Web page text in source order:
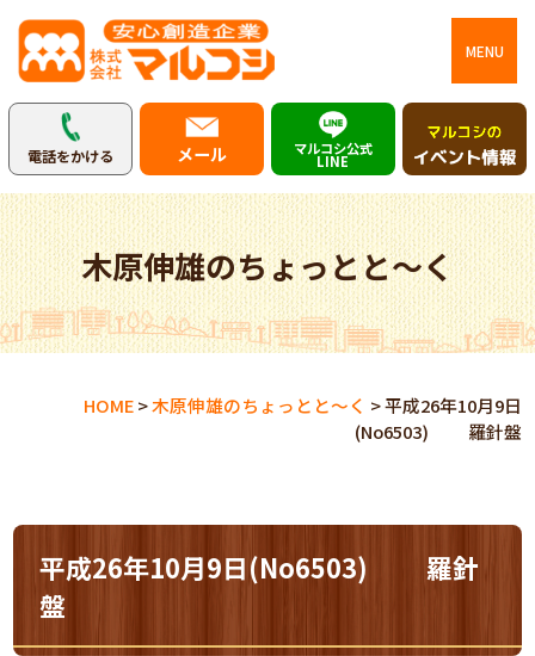
MENU
電話をかける メール マルコシ公式
LINE
木原伸雄のちょっとと～く
HOME>木原伸雄のちょっとと～く >平成26年10月9日
(No6503) 羅針盤
平成26年10月9日(No6503) 羅針
盤